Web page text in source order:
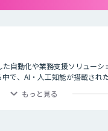
自動化や業務支援ソリュー
で、AI・人工知能が搭載され
もっと見る